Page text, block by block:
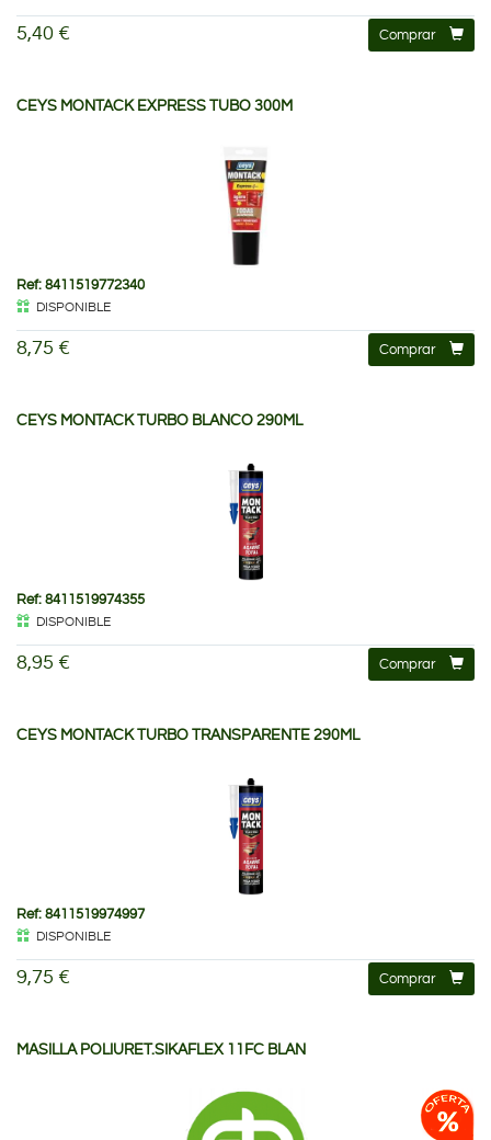
5,40 € Comprar
CEYS MONTACK EXPRESS TUBO 300M
Ref: 8411519772340
DISPONIBLE
8,75 € Comprar
CEYS MONTACK TURBO BLANCO 290ML
Ref: 8411519974355
DISPONIBLE
8,95 € Comprar
CEYS MONTACK TURBO TRANSPARENTE 290ML
Ref: 8411519974997
DISPONIBLE
9,75 € Comprar
MASILLA POLIURET.SIKAFLEX 11FC BLAN